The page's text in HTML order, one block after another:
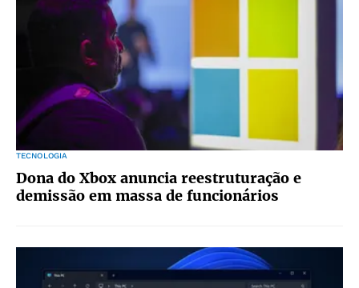
TECNOLOGIA
Dona do Xbox anuncia reestruturação e
demissão em massa de funcionários